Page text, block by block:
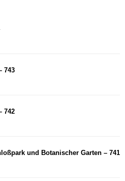
743
742
und Botanischer Garten – 741